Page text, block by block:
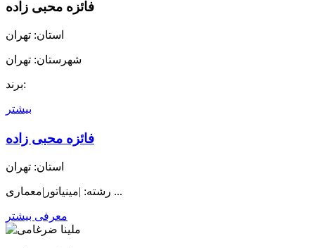
فائزه محبی زاده
استان: تهران
شهرستان: تهران
برند:
بیشتر
فائزه محبی زاده
استان: تهران
رشته: |مینیاتور|معماری ...
معرفی بیشتر